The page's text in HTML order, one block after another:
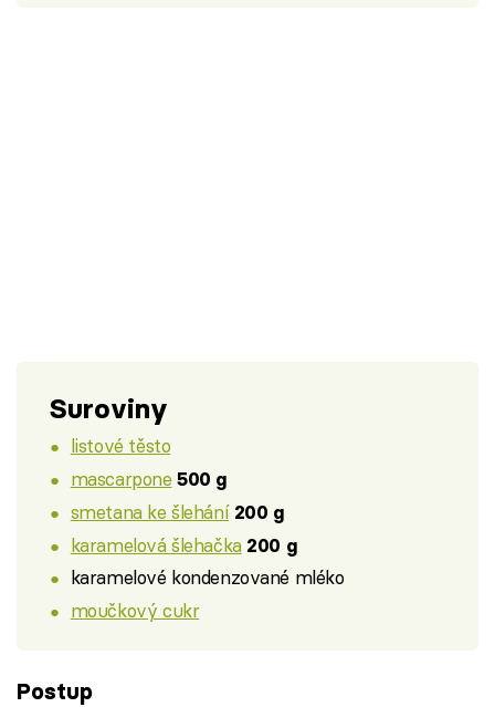
Suroviny
listové těsto
mascarpone 500 g
smetana ke šlehání 200 g
karamelová šlehačka 200 g
karamelové kondenzované mléko
moučkový cukr
Postup